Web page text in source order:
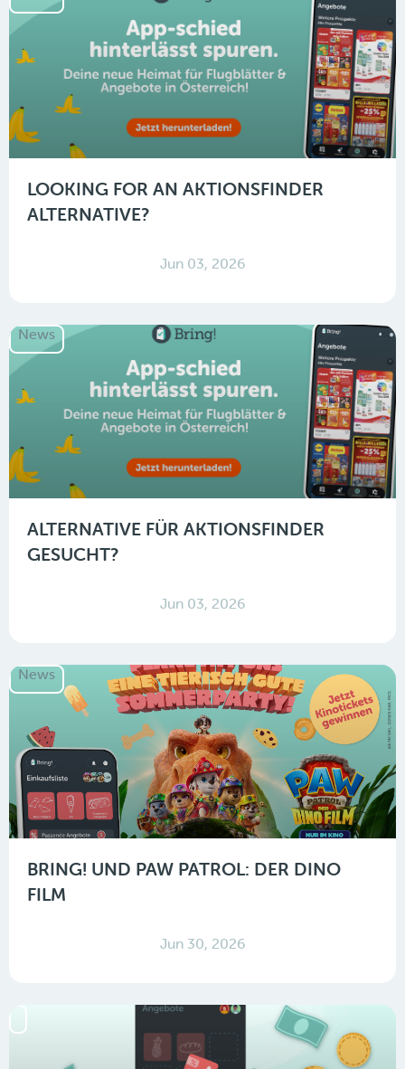
LOOKING FOR AN AKTIONSFINDER
ALTERNATIVE?
Jun 03, 2026
News
ALTERNATIVE FÜR AKTIONSFINDER
GESUCHT?
Jun 03, 2026
News
BRING! UND PAW PATROL: DER DINO
FILM
Jun 30, 2026